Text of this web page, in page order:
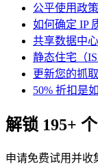
微信公
公平使用政策
如何确定 IP
共享数据中
静态住宅（
更新您的抓
50% 折扣是
解锁 195+
申请免费试用并收